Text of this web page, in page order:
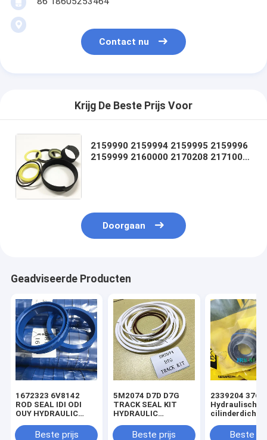
Contact nu
Krijg De Beste Prijs Voor
2159990 2159994 2159995 2159996
2159999 2160000 2170208 2171007
Doorgaan
Geadviseerde Producten
1672323 6V8142
ROD SEAL IDI ODI
OUY HYDRAULIC
Beste prijs
5M2074 D7D D7G
TRACK SEAL KIT
HYDRAULIC
SEAL KIT NBR
Beste prijs
2339204
Hydraulische
Beste